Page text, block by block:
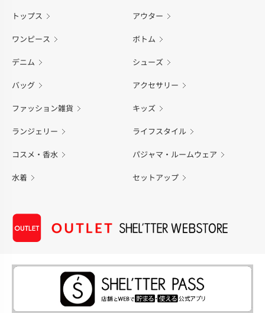
トップス アウター
ワンピース ボトム
デニム シューズ
バッグ アクセサリー
ファッション雑貨 キッズ
ランジェリー ライフスタイル
コスメ・香水 パジャマ・ルームウェア
水着 セットアップ